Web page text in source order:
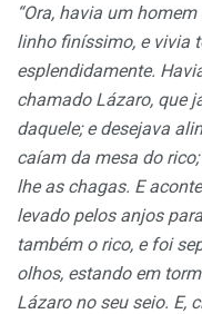
“Ora, havia um
linho finíssimo, e vivia
esplendidamente.
chamado Lázaro, que
daquele; e desejava
caíam da mesa do
lhe as chagas. E
levado pelos anjos
também o rico, e foi
olhos, estando em
Lázaro no seu seio. E,